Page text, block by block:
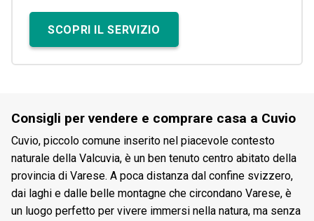
SCOPRI IL SERVIZIO
Consigli per vendere e comprare casa a Cuvio
Cuvio, piccolo comune inserito nel piacevole contesto
naturale della Valcuvia, è un ben tenuto centro abitato della
provincia di Varese. A poca distanza dal confine svizzero,
dai laghi e dalle belle montagne che circondano Varese, è
un luogo perfetto per vivere immersi nella natura, ma senza